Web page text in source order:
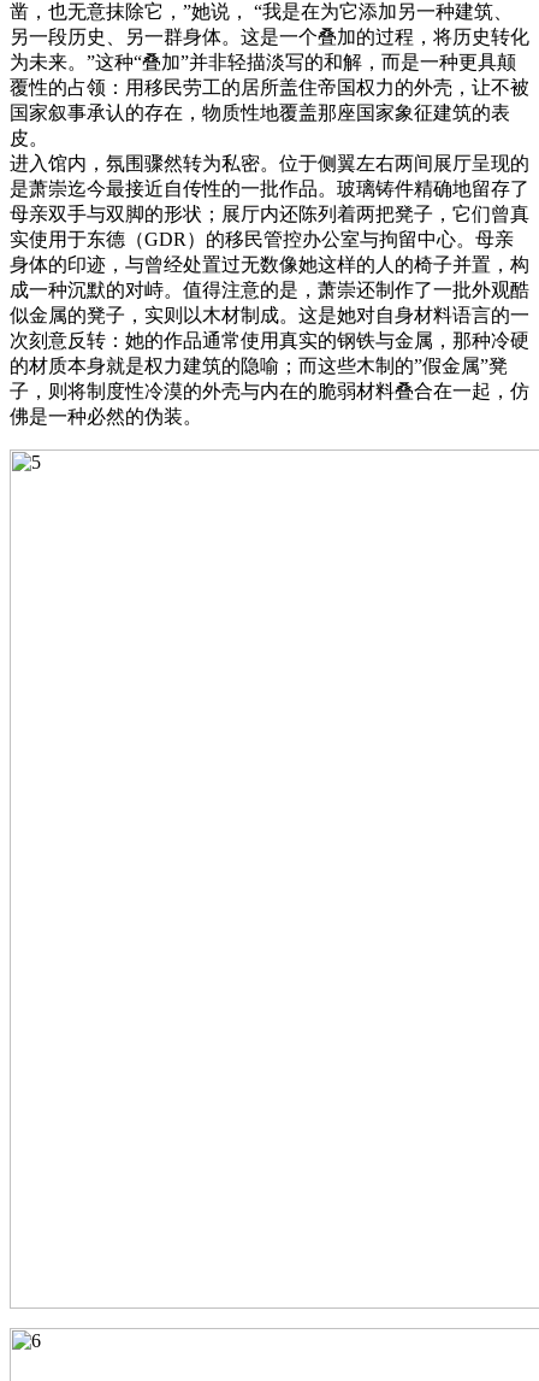
凿，也无意抹除它，”她说， “我是在为它添加另一种建筑、
另一段历史、另一群身体。这是一个叠加的过程，将历史转化
为未来。”这种“叠加”并非轻描淡写的和解，而是一种更具颠
覆性的占领：用移民劳工的居所盖住帝国权力的外壳，让不被
国家叙事承认的存在，物质性地覆盖那座国家象征建筑的表
皮。
进入馆内，氛围骤然转为私密。位于侧翼左右两间展厅呈现的
是萧崇迄今最接近自传性的一批作品。玻璃铸件精确地留存了
母亲双手与双脚的形状；展厅内还陈列着两把凳子，它们曾真
实使用于东德（GDR）的移民管控办公室与拘留中心。母亲
身体的印迹，与曾经处置过无数像她这样的人的椅子并置，构
成一种沉默的对峙。值得注意的是，萧崇还制作了一批外观酷
似金属的凳子，实则以木材制成。这是她对自身材料语言的一
次刻意反转：她的作品通常使用真实的钢铁与金属，那种冷硬
的材质本身就是权力建筑的隐喻；而这些木制的”假金属”凳
子，则将制度性冷漠的外壳与内在的脆弱材料叠合在一起，仿
佛是一种必然的伪装。